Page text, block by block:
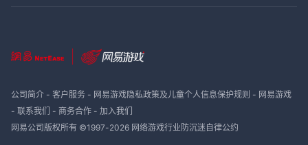
公司简介- 客户服务- 网易游戏隐私政策及儿童个人信息保护规则 - 网易游戏
- 联系我们 - 商务合作- 加入我们
网易公司版权所有 ©1997-2026 网络游戏行业防沉迷自律公约